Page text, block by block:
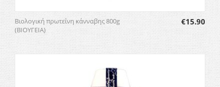
Βιολογική πρωτεΐνη κάνναβης 800g
(ΒΙΟΥΓΕΙΑ)
€15.90